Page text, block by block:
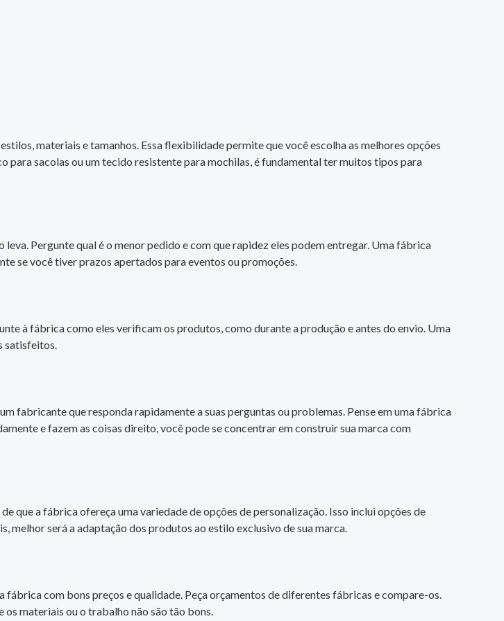
materiais e tamanhos. Essa flexibilidade permite que você escolha as melhores opções
para sacolas ou um tecido resistente para mochilas, é fundamental ter muitos tipos para
Pergunte qual é o menor pedido e com que rapidez eles podem entregar. Uma fábrica
se você tiver prazos apertados para eventos ou promoções.
à fábrica como eles verificam os produtos, como durante a produção e antes do envio. Uma
satisfeitos.
fabricante que responda rapidamente a suas perguntas ou problemas. Pense em uma fábrica
e fazem as coisas direito, você pode se concentrar em construir sua marca com
que a fábrica ofereça uma variedade de opções de personalização. Isso inclui opções de
melhor será a adaptação dos produtos ao estilo exclusivo de sua marca.
com bons preços e qualidade. Peça orçamentos de diferentes fábricas e compare-os.
materiais ou o trabalho não são tão bons.